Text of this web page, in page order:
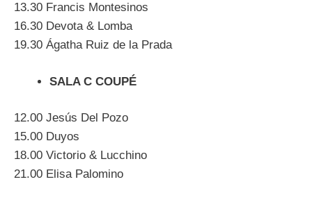
13.30 Francis Montesinos
16.30 Devota & Lomba
19.30 Ágatha Ruiz de la Prada
SALA C COUPÉ
12.00 Jesús Del Pozo
15.00 Duyos
18.00 Victorio & Lucchino
21.00 Elisa Palomino